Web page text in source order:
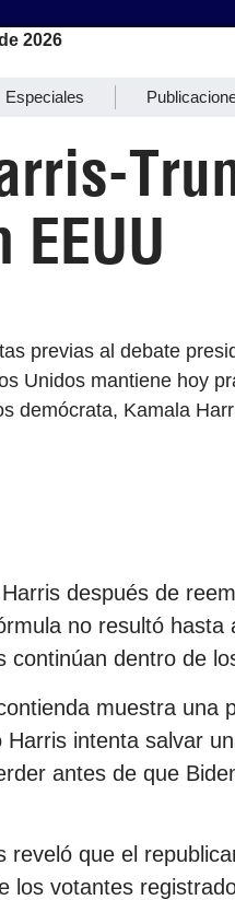
2026
Especiales
previas al debate
Unidos mantiene hoy
demócrata, Kamala
después de
no resultó hasta
dentro de
muestra una
intenta salvar
antes de que
que el
los votantes